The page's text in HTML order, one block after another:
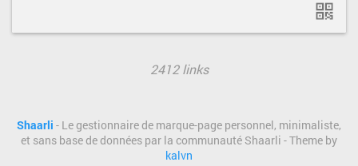
2412 links
Shaarli - Le gestionnaire de marque-page personnel, minimaliste,
et sans base de données par la communauté Shaarli - Theme by
kalvn